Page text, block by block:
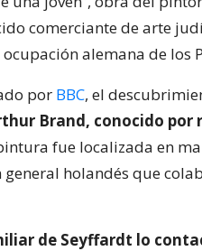
comerciante de arte
alemana de los
por BBC, el
Brand, conocido por
fue localizada en
holandés que
de Seyffardt lo